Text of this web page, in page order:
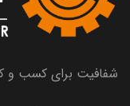
شفافیت برای کسب و